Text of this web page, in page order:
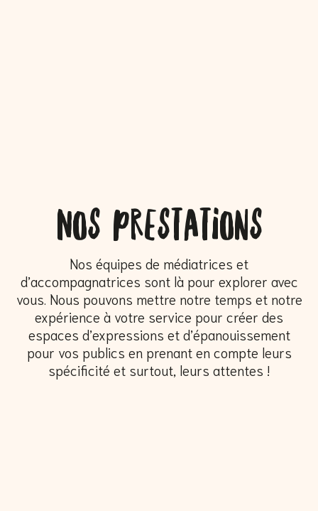
Nos prestations
Nos équipes de médiatrices et
d’accompagnatrices sont là pour explorer avec
vous. Nous pouvons mettre notre temps et notre
expérience à votre service pour créer des
espaces d’expressions et d’épanouissement
pour vos publics en prenant en compte leurs
spécificité et surtout, leurs attentes !